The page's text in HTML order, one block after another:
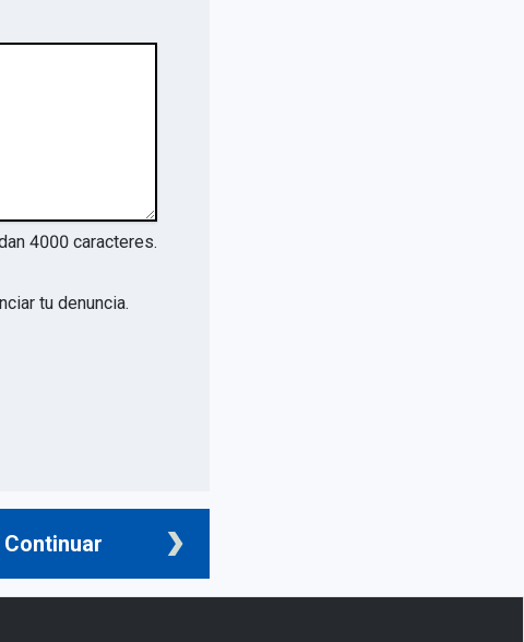
4000 caracteres.
tu denuncia.
Continuar